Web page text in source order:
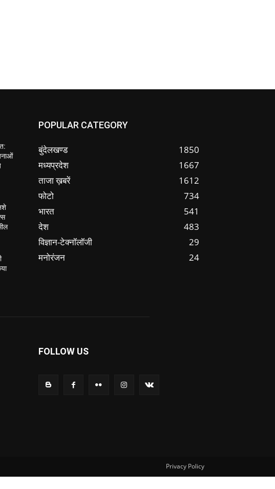
POPULAR CATEGORY
बुंदेलखण्ड
1850
मध्यप्रदेश
1667
ताजा ख़बरें
1612
फोटो
734
भारत
541
देश
483
विज्ञान-टेक्नॉलॉजी
29
मनोरंजन
24
FOLLOW US
Privacy Policy